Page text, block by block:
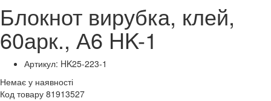
Блокнот вирубка, клей,
60арк., А6 HK-1
Артикул: HK25-223-1
Немає у наявності
Код товару 81913527